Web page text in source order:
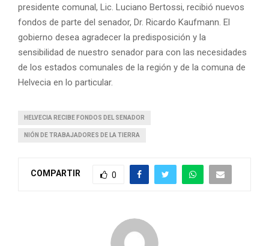
presidente comunal, Lic. Luciano Bertossi, recibió nuevos
fondos de parte del senador, Dr. Ricardo Kaufmann. El
gobierno desea agradecer la predisposición y la
sensibilidad de nuestro senador para con las necesidades
de los estados comunales de la región y de la comuna de
Helvecia en lo particular.
HELVECIA RECIBE FONDOS DEL SENADOR
NIÓN DE TRABAJADORES DE LA TIERRA
COMPARTIR 0